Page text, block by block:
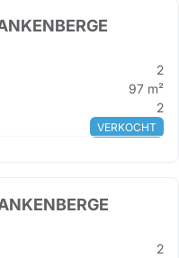
2
97 m²
2
VERKOCHT
2